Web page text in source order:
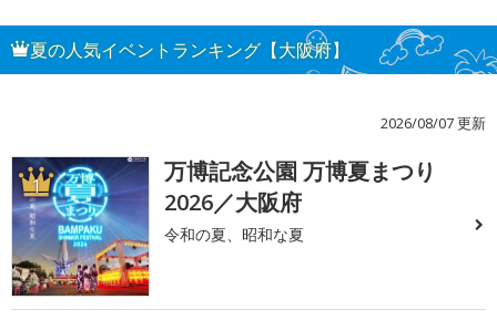
夏の人気イベントランキング【大阪府】
2026/08/07 更新
1
万博記念公園 万博夏まつり
2026／大阪府
令和の夏、昭和な夏